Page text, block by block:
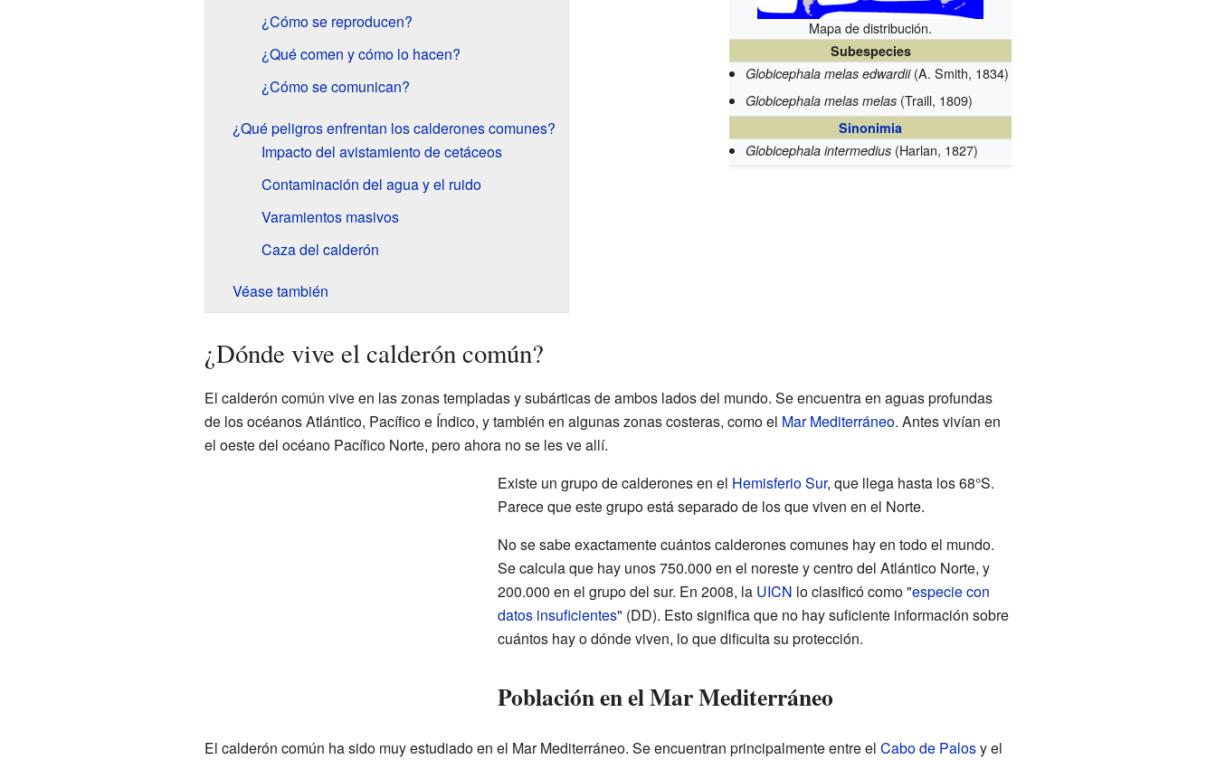
Mapa de distribución.
Subespecies
Globicephala melas edwardii (A. Smith, 1834)
Globicephala melas melas (Traill, 1809)
Sinonimia
Globicephala intermedius (Harlan, 1827)
¿Cómo se reproducen?
¿Qué comen y cómo lo hacen?
¿Cómo se comunican?
¿Qué peligros enfrentan los calderones comunes?
Impacto del avistamiento de cetáceos
Contaminación del agua y el ruido
Varamientos masivos
Caza del calderón
Véase también
¿Dónde vive el calderón común?
El calderón común vive en las zonas templadas y subárticas de ambos lados del mundo. Se encuentra en aguas profundas
de los océanos Atlántico, Pacífico e Índico, y también en algunas zonas costeras, como el Mar Mediterráneo. Antes vivían en
el oeste del océano Pacífico Norte, pero ahora no se les ve allí.
Existe un grupo de calderones en el Hemisferio Sur, que llega hasta los 68°S.
Parece que este grupo está separado de los que viven en el Norte.
No se sabe exactamente cuántos calderones comunes hay en todo el mundo.
Se calcula que hay unos 750.000 en el noreste y centro del Atlántico Norte, y
200.000 en el grupo del sur. En 2008, la UICN lo clasificó como "especie con
datos insuficientes" (DD). Esto significa que no hay suficiente información sobre
cuántos hay o dónde viven, lo que dificulta su protección.
Población en el Mar Mediterráneo
El calderón común ha sido muy estudiado en el Mar Mediterráneo. Se encuentran principalmente entre el Cabo de Palosy el